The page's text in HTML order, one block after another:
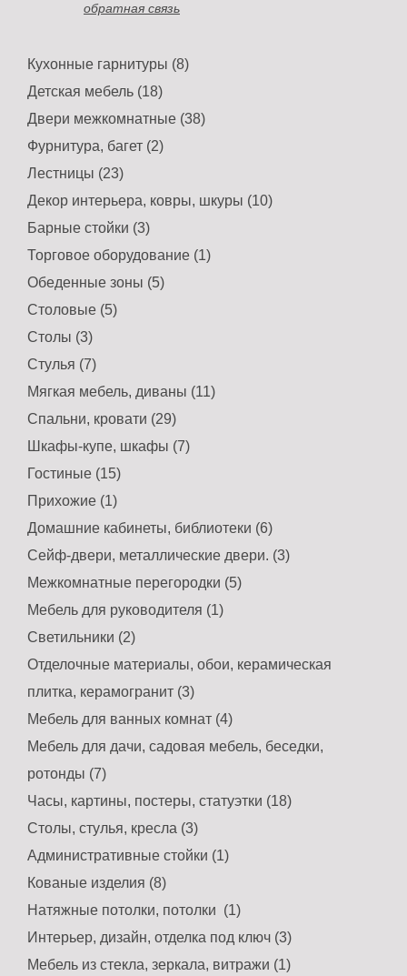
обратная связь
Кухонные гарнитуры (8)
Детская мебель (18)
Двери межкомнатные (38)
Фурнитура, багет (2)
Лестницы (23)
Декор интерьера, ковры, шкуры (10)
Барные стойки (3)
Торговое оборудование (1)
Обеденные зоны (5)
Столовые (5)
Столы (3)
Стулья (7)
Мягкая мебель, диваны (11)
Спальни, кровати (29)
Шкафы-купе, шкафы (7)
Гостиные (15)
Прихожие (1)
Домашние кабинеты, библиотеки (6)
Сейф-двери, металлические двери. (3)
Межкомнатные перегородки (5)
Мебель для руководителя (1)
Светильники (2)
Отделочные материалы, обои, керамическая
плитка, керамогранит (3)
Мебель для ванных комнат (4)
Мебель для дачи, садовая мебель, беседки,
ротонды (7)
Часы, картины, постеры, статуэтки (18)
Столы, стулья, кресла (3)
Административные стойки (1)
Кованые изделия (8)
Натяжные потолки, потолки (1)
Интерьер, дизайн, отделка под ключ (3)
Мебель из стекла, зеркала, витражи (1)